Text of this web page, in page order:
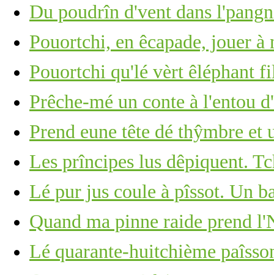
Du poudrîn d'vent dans
Pouortchi, en êcapade, jouer à
Pouortchi qu'lé vèrt êléphant
Prêche-mé un conte à l'entou
Prend eune tête dé thŷmbre et
Les prîncipes lus dêpiquent.
Lé pur jus coule à pîssot. Un
Quand ma pinne raide prend
Lé quarante-huitchième